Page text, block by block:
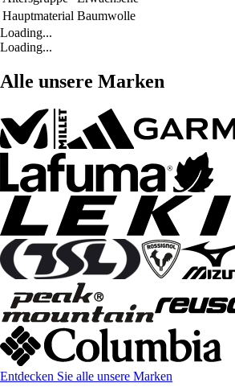
Hauptmaterial Baumwolle
Loading...
Loading...
Alle unsere Marken
Entdecken Sie alle unsere Marken